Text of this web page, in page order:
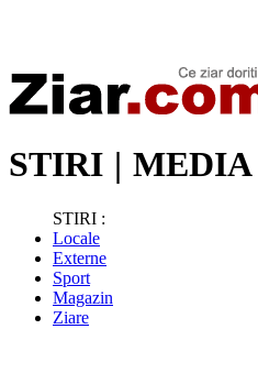
STIRI | MEDIA
STIRI :
Locale
Externe
Sport
Magazin
Ziare